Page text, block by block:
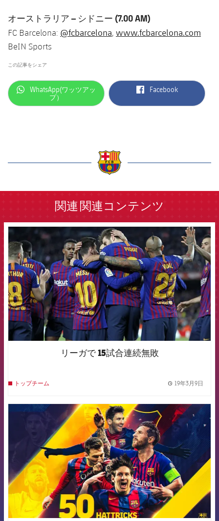
オーストラリア – シドニー (7.00 AM)
FC Barcelona: @fcbarcelona, www.fcbarcelona.com
BeIN Sports
この記事をシェア
label.aria.whatsapp
WhatsApp(ワッツアッ
プ）
label.aria.facebook
Facebook
関連 関連コンテンツ
FCB Barcelona badge
リーガで 15試合連続無敗
トップチーム 19年3月9日
FCB Barcelona badge